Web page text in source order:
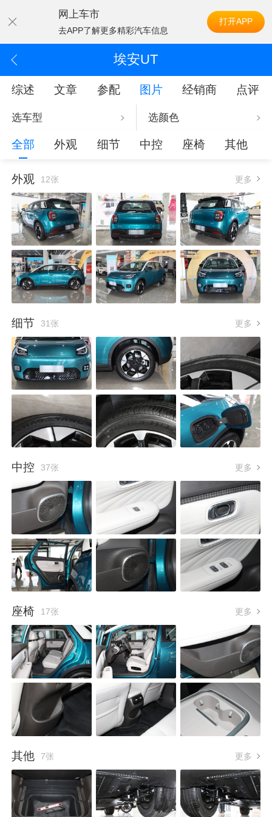
网上车市
去APP了解更多精彩汽车信息
打开APP
埃安UT
综述 文章 参配 图片 经销商 点评
选车型 选颜色
全部 外观 细节 中控 座椅 其他
外观 12张 更多
细节 31张 更多
中控 37张 更多
座椅 17张 更多
其他 7张 更多